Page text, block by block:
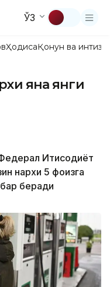
ЎЗ
ҲодисаҚонун ва
яна янги
Иқтисодиёт
нархи 5 фоизга
беради